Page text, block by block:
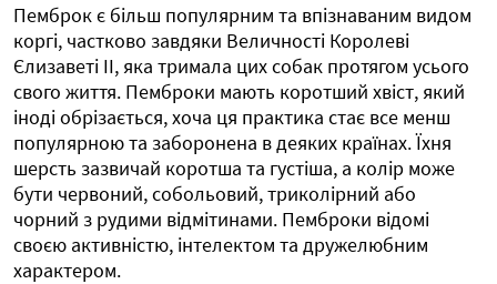
Пемброк є більш популярним та впізнаваним видом
коргі, частково завдяки Величності Королеві
Єлизаветі II, яка тримала цих собак протягом усього
свого життя. Пемброки мають коротший хвіст, який
іноді обрізається, хоча ця практика стає все менш
популярною та заборонена в деяких країнах. Їхня
шерсть зазвичай коротша та густіша, а колір може
бути червоний, собольовий, триколірний або
чорний з рудими відмітинами. Пемброки відомі
своєю активністю, інтелектом та дружелюбним
характером.